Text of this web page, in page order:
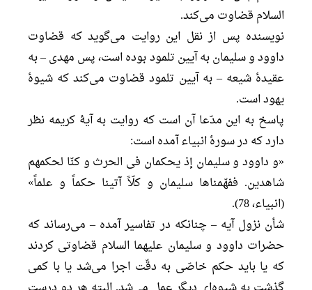
السلام قضاوت می‌کند.
نویسنده پس از نقل این روایت می‌گوید که قضاوت
داوود و سلیمان به آیین تلمود بوده است، پس مهدی – به
عقیدۀ شیعه – به آیین تلمود قضاوت می‌کند که شیوۀ
یهود است.
پاسخ به این مدّعا آن است که روایت به آیۀ کریمه نظر
دارد که در سورۀ انبیاء آمده است:
«و داوود و سلیمان إذ یحکمان فی الحرث و کنّا لحکمهم
شاهدین. ففهّمناها سلیمان و کلّاً آتینا حکماً و علماً»
(انبیاء، 78).
شأن نزول آیه – چنانکه در تفاسیر آمده – می‌رساند که
حضرات داوود و سلیمان علیهما السلام قضاوتی کردند
که یا باید حکم خاصّی به دقّت اجرا می‌شد یا با کمی